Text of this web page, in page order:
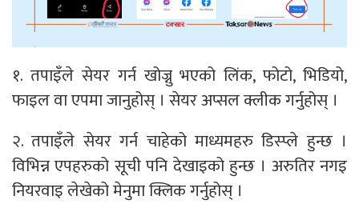
१. तपाइँले सेयर गर्न खोज्नु भएको लिंक, फोटो, भिडियो,
फाइल वा एपमा जानुहोस् । सेयर अप्सल क्लीक गर्नुहोस् ।
२. तपाइँले सेयर गर्न चाहेको माध्यमहरु डिस्प्ले हुन्छ ।
विभिन्न एपहरुको सूची पनि देखाइको हुन्छ । अरुतिर नगइ
नियरवाइ लेखेको मेनुमा क्लिक गर्नुहोस् ।